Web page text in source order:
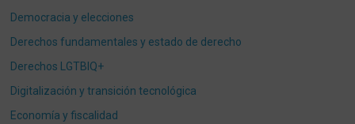
Democracia y elecciones
Derechos fundamentales y estado de derecho
Derechos LGTBIQ+
Digitalización y transición tecnológica
Economía y fiscalidad